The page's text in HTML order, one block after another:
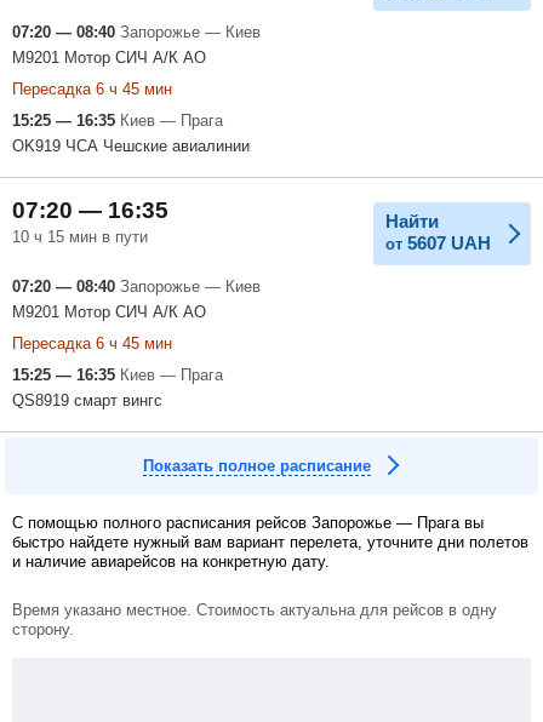
07:20 — 08:40 Запорожье — Киев
M9201 Мотор СИЧ А/К АО
Пересадка 6 ч 45 мин
15:25 — 16:35 Киев — Прага
OK919 ЧСА Чешские авиалинии
07:20 — 16:35
10 ч 15 мин в пути
Найти
от 5607 UAH
07:20 — 08:40 Запорожье — Киев
M9201 Мотор СИЧ А/К АО
Пересадка 6 ч 45 мин
15:25 — 16:35 Киев — Прага
QS8919 смарт вингс
Показать полное расписание
С помощью полного расписания рейсов Запорожье — Прага вы
быстро найдете нужный вам вариант перелета, уточните дни полетов
и наличие авиарейсов на конкретную дату.
Время указано местное. Стоимость актуальна для рейсов в одну
сторону.